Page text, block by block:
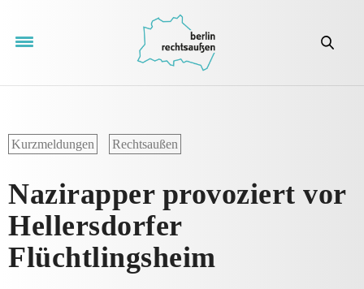
Kurzmeldungen Rechtsaußen
Nazirapper provoziert vor
Hellersdorfer
Flüchtlingsheim